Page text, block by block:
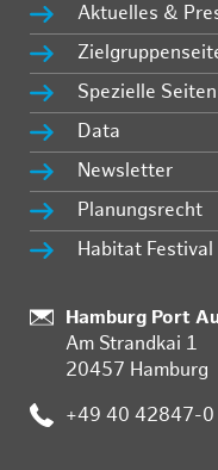
Aktuelles &
Spezielle Seiten
Data
Newsletter
Planungsrecht
Habitat
Standort:
Hamburg Port
Am Strandkai 1
20457 Hamburg
Telefon:
+49 40 42847-0